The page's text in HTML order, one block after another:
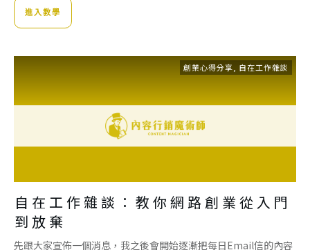
進入教學
創業心得分享 自在工作雜談
自在工作雜談：教你網路創業從入門
到放棄
先跟大家宣佈一個消息，我之後會開始逐漸把每日Email信的內容